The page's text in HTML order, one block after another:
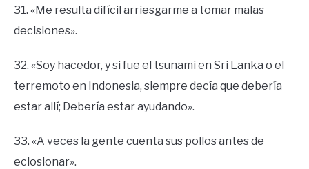
31. «Me resulta difícil arriesgarme a tomar malas
decisiones».
32. «Soy hacedor, y si fue el tsunami en Sri Lanka o el
terremoto en Indonesia, siempre decía que debería
estar allí; Debería estar ayudando».
33. «A veces la gente cuenta sus pollos antes de
eclosionar».